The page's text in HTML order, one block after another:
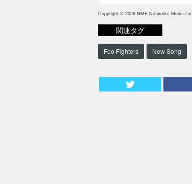
Copyright © 2026 NME Networks Media
関連タグ
Foo Fighters New Song